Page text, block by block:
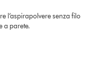
l’aspirapolvere senza filo
a parete.